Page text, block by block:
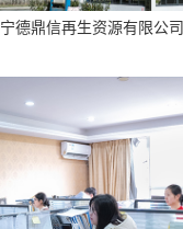
宁德鼎信再生资源有限公司